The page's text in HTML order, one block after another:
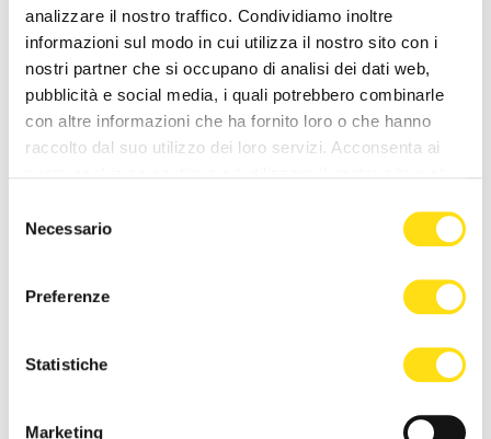
analizzare il nostro traffico. Condividiamo inoltre
informazioni sul modo in cui utilizza il nostro sito con i
nostri partner che si occupano di analisi dei dati web,
pubblicità e social media, i quali potrebbero combinarle
con altre informazioni che ha fornito loro o che hanno
raccolto dal suo utilizzo dei loro servizi. Acconsenta ai
delNecessario
Preferenze
Statistiche
Marketing
concentrati quando gli [...]
Trieste Trasporti supera il
Covid: “Biglietti e passeggeri